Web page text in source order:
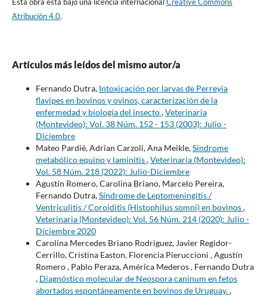
Atribución 4.0.
Artículos más leídos del mismo autor/a
Fernando Dutra, Intoxicación por larvas de Perreyia
flavipes en bovinos y ovinos, caracterización de la
enfermedad y biología del insecto,Veterinaria
(Montevideo): Vol. 38 Núm. 152 - 153 (2003): Julio -
Diciembre
Mateo Pardié, Adrian Carzoli, Ana Meikle,Síndrome
metabólico equino y laminitis,Veterinaria (Montevideo):
Vol. 58 Núm. 218 (2022): Julio-Diciembre
Agustín Romero, Carolina Briano, Marcelo Pereira,
Fernando Dutra,Síndrome de Leptomeningitis /
Ventriculitis / Coroiditis (Histophilus somni) en bovinos,
Veterinaria (Montevideo): Vol. 56 Núm. 214 (2020): Julio -
Diciembre 2020
Carolina Mercedes Briano Rodriguez, Javier Regidor-
Cerrillo, Cristina Easton, Florencia Pieruccioni , Agustín
Romero , Pablo Peraza, América Mederos , Fernando Dutra
, Diagnóstico molecular de Neospora caninum en fetos
abortados espontáneamente en bovinos de Uruguay.,